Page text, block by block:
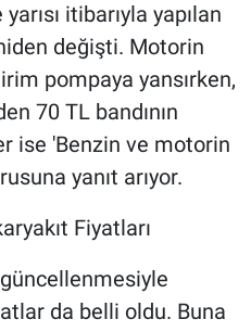
itibarıyla yapılan
değişti. Motorin
pompaya yansırken,
70 TL bandının
ise 'Benzin ve motorin
yanıt arıyor.
Fiyatları
da belli oldu. Buna